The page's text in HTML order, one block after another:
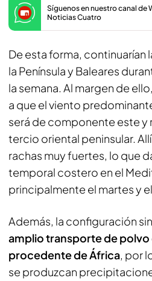
Síguenos en nuestro canal de
Noticias Cuatro
De esta forma, continuarían
la Península y Baleares
la semana. Al margen de
a que el viento
será de componente este y
tercio oriental peninsular.
rachas muy fuertes, lo que
temporal costero en el
principalmente el martes y
Además, la configuración
amplio transporte de polvo
procedente de África, por
se produzcan